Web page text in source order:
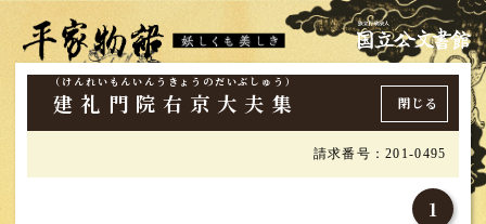
建礼門院右京大夫集
（けんれいもんいんうきょうのだいぶしゅう）
閉じる
請求番号：201-0495
1